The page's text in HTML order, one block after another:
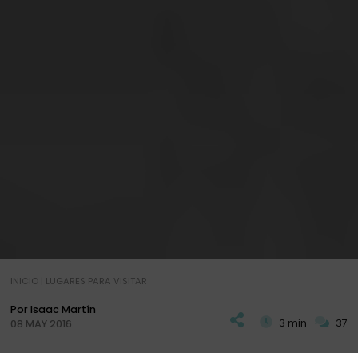
INICIO| LUGARES PARA VISITAR
Por Isaac Martín
08 MAY 2016
3 min 37